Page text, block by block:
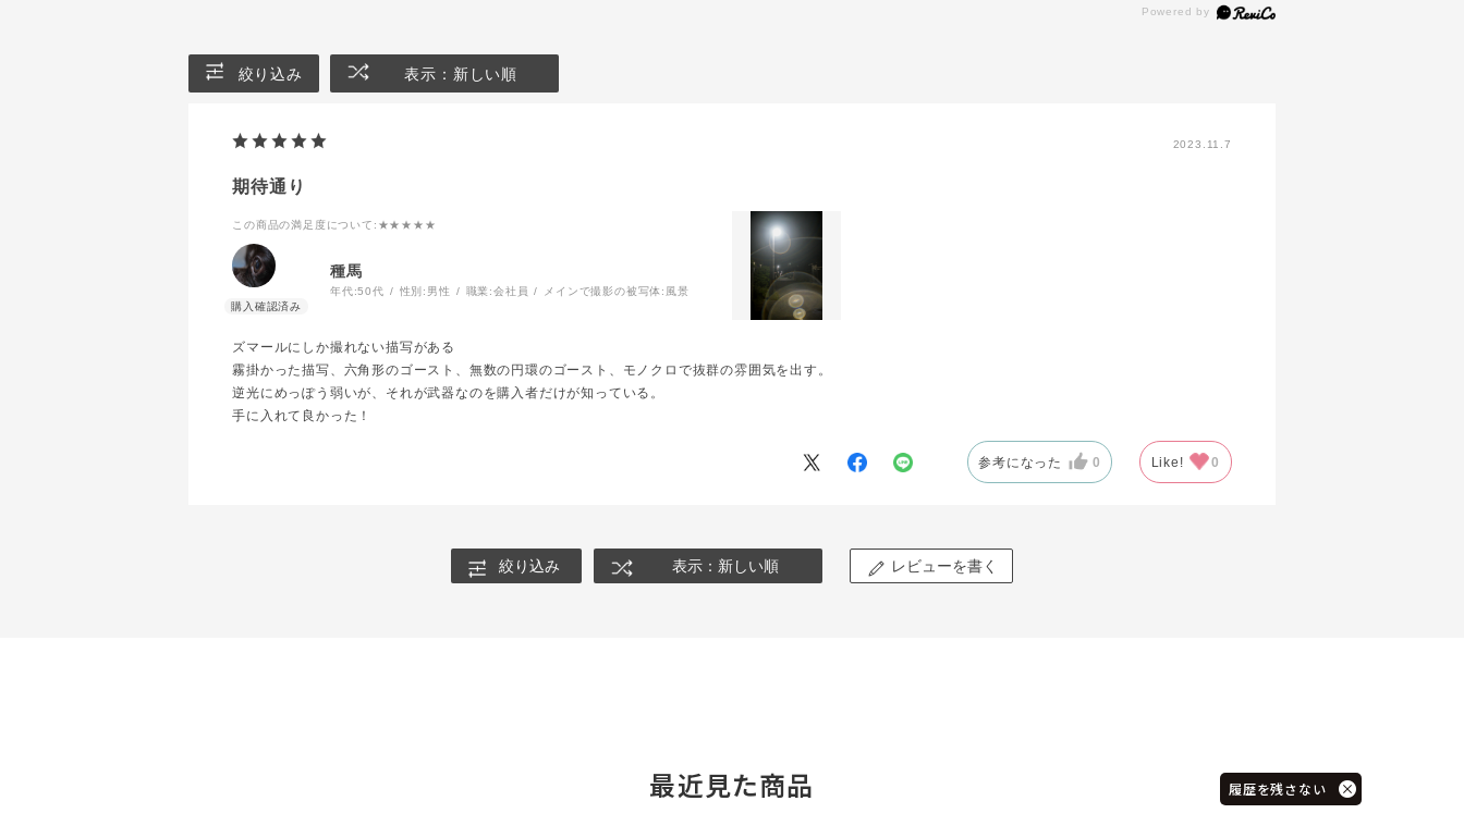
絞り込み 表示：新しい順
2023.11.7
期待通り
この商品の満足度について :★★★★★
種馬
年代:50代 性別: 男性 職業:会社員 メインで撮影の被写体: 風景
ズマールにしか撮れない描写がある
霧掛かった描写、六角形のゴースト、無数の円環のゴースト、モノクロで抜群の雰囲気を出す。
逆光にめっぽう弱いが、それが武器なのを購入者だけが知っている。
手に入れて良かった！
参考になった 0 Like! 0
絞り込み 表示：新しい順 レビューを書く
最近見た商品 履歴を残さない